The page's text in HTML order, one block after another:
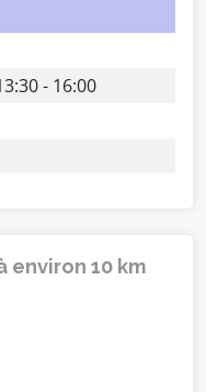
- 16:00
environ 10 km